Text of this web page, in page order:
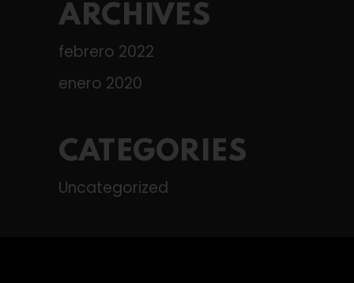
ARCHIVES
febrero 2022
enero 2020
CATEGORIES
Uncategorized